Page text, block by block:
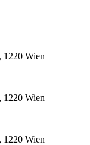
1220 Wien
1220 Wien
1220 Wien